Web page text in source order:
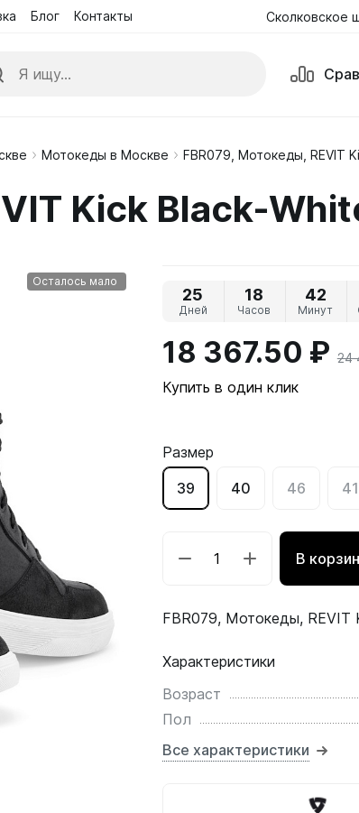
Блог Контакты Сколковское
Куртки
Обувь
Мотокеды в Москве FBR079, Мотокеды, REVIT
Kick Black-
Осталось мало
25
Дней
18
Часов
42
Минут
18 367.50 ₽ 24
Купить в один клик
Размер
39
40 46 41
В
FBR079, Мотокеды, REVIT
Характеристики
Возраст
Пол
Все характеристики